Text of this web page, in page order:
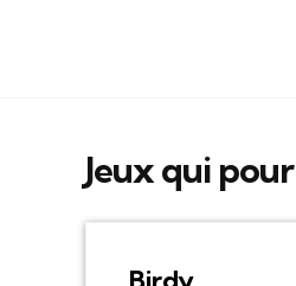
Jeux qui